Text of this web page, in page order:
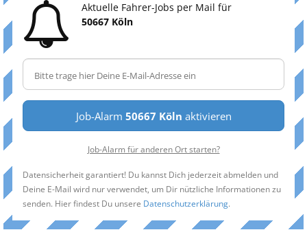
Aktuelle Fahrer-Jobs per Mail für
50667 Köln
Job-Alarm 50667 Köln aktivieren
Job-Alarm für anderen Ort starten?
Datensicherheit garantiert! Du kannst Dich jederzeit abmelden und
Deine E-Mail wird nur verwendet, um Dir nützliche Informationen zu
senden. Hier findest Du unsere Datenschutzerklärung.